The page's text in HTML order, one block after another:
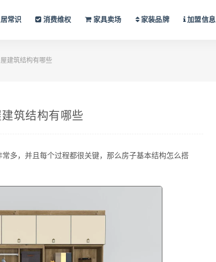
常识 消费维权 家具卖场 家装品牌 加盟信息
建筑结构有哪些
筑结构有哪些
，并且每个过程都很关键，那么房子基本结构怎么搭